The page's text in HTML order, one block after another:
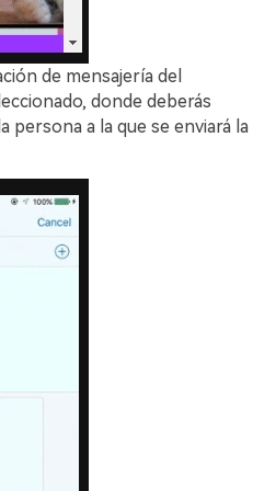
de mensajería del
donde deberás
persona a la que se enviará la